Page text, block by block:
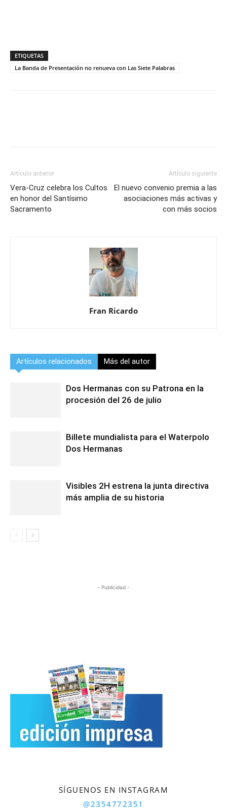
ETIQUETAS
La Banda de Presentación no renueva con Las Siete Palabras
Artículo anterior
Vera-Cruz celebra los Cultos
en honor del Santísimo
Sacramento
Artículo siguiente
El nuevo convenio premia a las
asociaciones más activas y
con más socios
Fran Ricardo
Artículos relacionados Más del autor
Dos Hermanas con su Patrona en la
procesión del 26 de julio
Billete mundialista para el Waterpolo
Dos Hermanas
Visibles 2H estrena la junta directiva
más amplia de su historia
- Publicidad -
SÍGUENOS EN INSTAGRAM
@2354772351